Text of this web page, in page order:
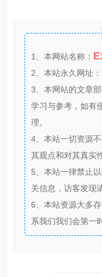
1、本网站名称：
2、本站永久网址：
3、本网站的文章
学习与参考，如有
理。
4、本站一切资源
其观点和对其真实
5、本站一律禁止
关信息，访客发现
6、本站资源大多
系我们我们会第一